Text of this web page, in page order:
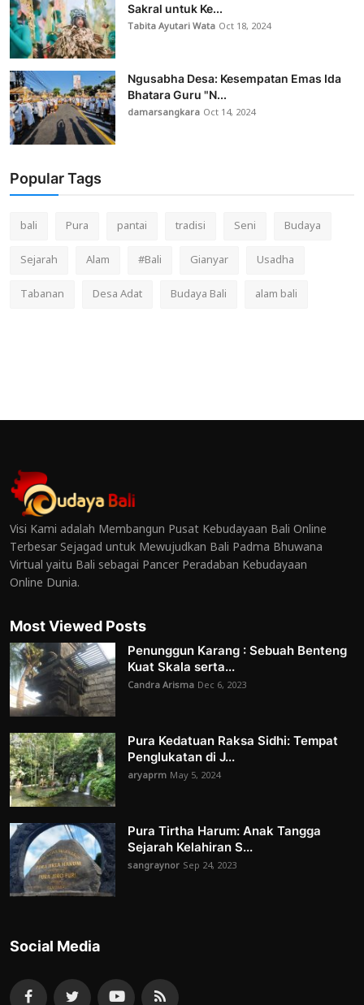
Sakral untuk Ke...
Tabita Ayutari Wata Oct 18, 2024
Ngusabha Desa: Kesempatan Emas Ida
Bhatara Guru "N...
damarsangkara Oct 14, 2024
Popular Tags
bali Pura pantai tradisi Seni
Budaya
Sejarah
Alam #Bali Gianyar
Usadha
Tabanan
Desa Adat Budaya Bali alam bali
Visi Kami adalah Membangun Pusat Kebudayaan Bali Online
Terbesar Sejagad untuk Mewujudkan Bali Padma Bhuwana
Virtual yaitu Bali sebagai Pancer Peradaban Kebudayaan
Online Dunia.
Most Viewed Posts
Penunggun Karang : Sebuah Benteng
Kuat Skala serta...
Candra Arisma Dec 6, 2023
Pura Kedatuan Raksa Sidhi: Tempat
Penglukatan di J...
aryaprm May 5, 2024
Pura Tirtha Harum: Anak Tangga
Sejarah Kelahiran S...
sangraynor Sep 24, 2023
Social Media